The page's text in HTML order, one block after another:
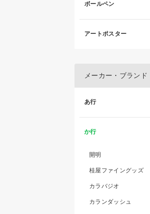
ボールペン
アートポスター
メーカー・ブランド
あ行
か行
開明
桂屋ファイングッズ
カラバジオ
カランダッシュ